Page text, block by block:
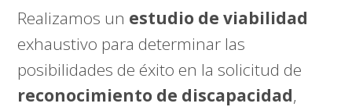
Realizamos un estudio de viabilidad
exhaustivo para determinar las
posibilidades de éxito en la solicitud de
reconocimiento de discapacidad,